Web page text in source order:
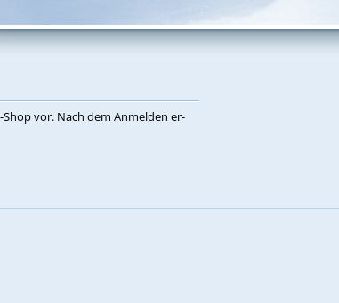
vor. Nach dem An­mel­den er­